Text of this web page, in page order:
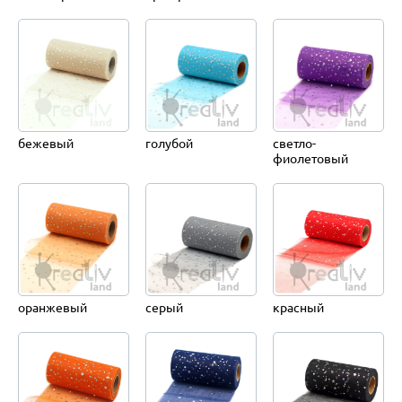
бежевый голубой
светло-
фиолетовый
оранжевый серый красный